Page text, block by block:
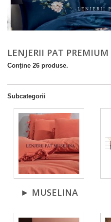
LENJERII PAT PREMIUM
Conține 26 produse.
Subcategorii
► MUSELINA